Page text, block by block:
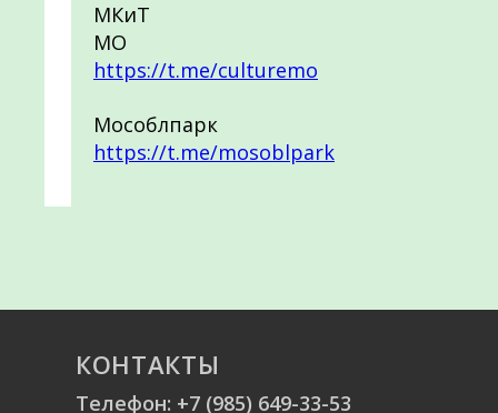
МКиТ
МО
https://t.me/culturemo
Мособлпарк
https://t.me/mosoblpark
КОНТАКТЫ
Телефон: +7 (985) 649-33-53